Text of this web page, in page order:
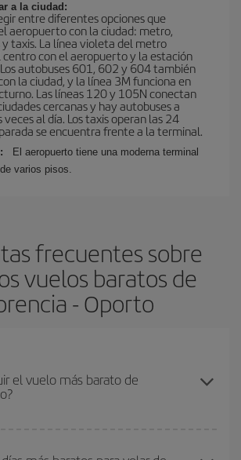
a la ciudad:
entre diferentes opciones que
aeropuerto con la ciudad: metro,
taxis. La línea violeta del metro
con el aeropuerto y la estación
autobuses 601, 602 y 604 también
la ciudad, y la línea 3M funciona en
Las líneas 120 y 105N conectan
cercanas y hay autobuses a
veces al día. Los taxis operan las 24
se encuentra frente a la terminal.
El aeropuerto tiene una moderna terminal
varios pisos.
frecuentes sobre
vuelos baratos de
- Oporto
el vuelo más barato de
barato si evitas temporadas altas,